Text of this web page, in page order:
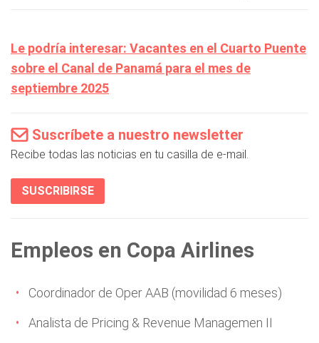
Le podría interesar: Vacantes en el Cuarto Puente
sobre el Canal de Panamá para el mes de
septiembre 2025
Suscríbete a nuestro newsletter
Recibe todas las noticias en tu casilla de e-mail.
SUSCRIBIRSE
Empleos en Copa Airlines
Coordinador de Oper AAB (movilidad 6 meses)
Analista de Pricing & Revenue Managemen II